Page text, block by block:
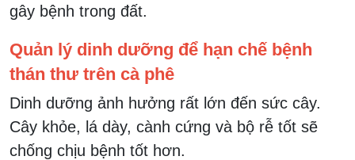
gây bệnh trong đất.
Quản lý dinh dưỡng để hạn chế bệnh
thán thư trên cà phê
Dinh dưỡng ảnh hưởng rất lớn đến sức cây.
Cây khỏe, lá dày, cành cứng và bộ rễ tốt sẽ
chống chịu bệnh tốt hơn.